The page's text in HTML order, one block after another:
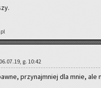
g. 10:42
przy­naj­mniej dla mnie,